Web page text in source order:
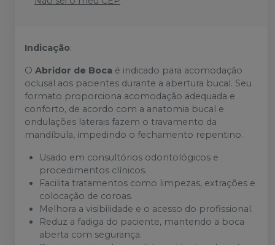
Indicação:
O Abridor de Boca é indicado para acomodação
oclusal aos pacientes durante a abertura bucal. Seu
formato proporciona acomodação adequada e
conforto, de acordo com a anatomia bucal e
ondulações laterais fazem o travamento da
mandíbula, impedindo o fechamento repentino.
Usado em consultórios odontológicos e
procedimentos clínicos.
Facilita tratamentos como limpezas, extrações e
colocação de coroas.
Melhora a visibilidade e o acesso do profissional.
Reduz a fadiga do paciente, mantendo a boca
aberta com segurança.